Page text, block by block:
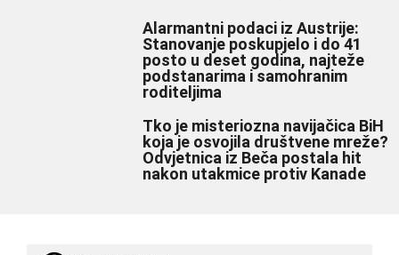
Alarmantni podaci iz Austrije:
Stanovanje poskupjelo i do 41
posto u deset godina, najteže
podstanarima i samohranim
roditeljima
Tko je misteriozna navijačica BiH
koja je osvojila društvene mreže?
Odvjetnica iz Beča postala hit
nakon utakmice protiv Kanade